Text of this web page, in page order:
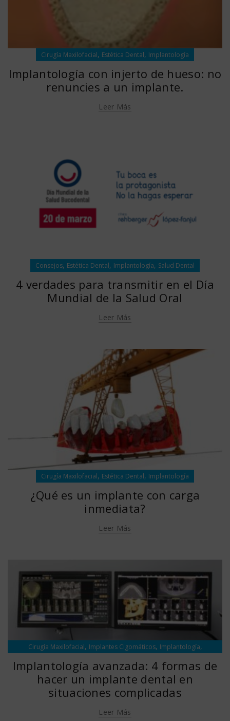
Cirugía Maxilofacial, Estética Dental, Implantología
Implantología con injerto de hueso: no
renuncies a un implante.
Leer Más
Consejos, Estética Dental, Implantología, Salud Dental
4 verdades para transmitir en el Día
Mundial de la Salud Oral
Leer Más
Cirugía Maxilofacial, Estética Dental, Implantología
¿Qué es un implante con carga
inmediata?
Leer Más
Cirugía Maxilofacial, Implantes Cigomáticos, Implantología,
Implantología avanzada: 4 formas de
hacer un implante dental en
situaciones complicadas
Leer Más